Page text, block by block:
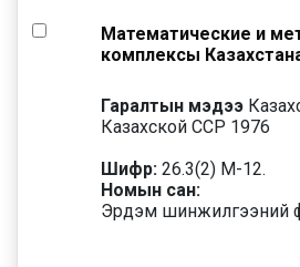
Математические и
комплексы
Гаралтын мэдээ
Казахской ССР 1976
Шифр: 26.3(2) М-12.
Номын сан:
Эрдэм шинжилгээний